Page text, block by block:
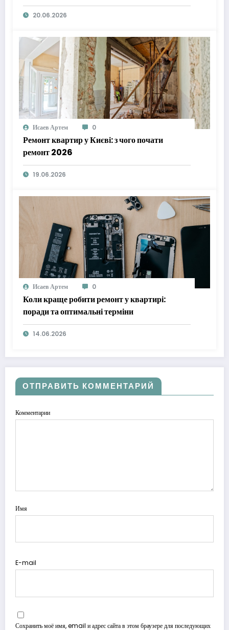
20.06.2026
Исаев Артем 0
Ремонт квартир у Києві: з чого почати
ремонт 2026
19.06.2026
Исаев Артем 0
Коли краще робити ремонт у квартирі:
поради та оптимальні терміни
14.06.2026
ОТПРАВИТЬ КОММЕНТАРИЙ
Комментарии
Имя
E-mail
Сохранить моё имя, email и адрес сайта в этом браузере для последующих